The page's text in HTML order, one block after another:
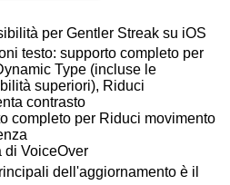
per Gentler Streak su iOS
testo: supporto completo per
Type (incluse le
superiori), Riduci
contrasto
completo per Riduci movimento
di VoiceOver
dell'aggiornamento è il